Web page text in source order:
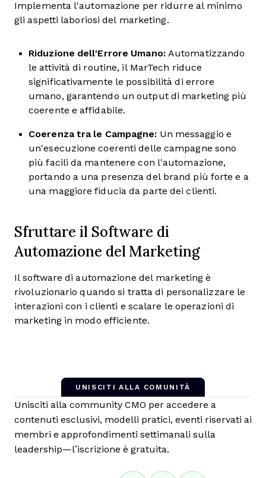
Implementa l'automazione per ridurre al minimo
gli aspetti laboriosi del marketing.
Riduzione dell'Errore Umano:Automatizzando
le attività di routine, il MarTech riduce
significativamente le possibilità di errore
umano, garantendo un output di marketing più
coerente e affidabile.
Coerenza tra le Campagne: Un messaggio e
un'esecuzione coerenti delle campagne sono
più facili da mantenere con l'automazione,
portando a una presenza del brand più forte e a
una maggiore fiducia da parte dei clienti.
Sfruttare il Software di
Automazione del Marketing
Il software di automazione del marketing è
rivoluzionario quando si tratta di personalizzare le
interazioni con i clienti e scalare le operazioni di
marketing in modo efficiente.
UNISCITI ALLA COMUNITÀ
Unisciti alla community CMO per accedere a
contenuti esclusivi, modelli pratici, eventi riservati ai
membri e approfondimenti settimanali sulla
leadership—l’iscrizione è gratuita.